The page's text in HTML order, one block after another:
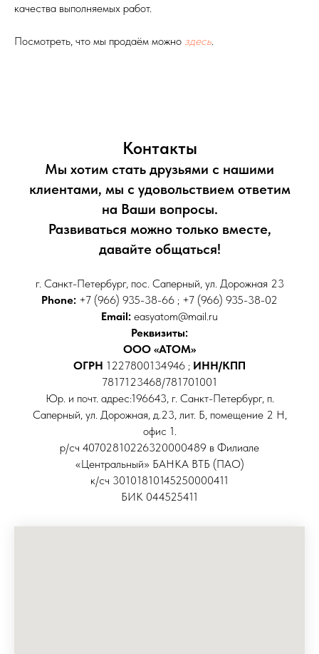
качества выполняемых работ.
Посмотреть, что мы продаём можно здесь.
Контакты
Мы хотим стать друзьями с нашими
клиентами, мы с удовольствием ответим
на Ваши вопросы.
Развиваться можно только вместе,
давайте общаться!
г. Санкт-Петербург, пос. Саперный, ул. Дорожная 23
Phone: +7 (966) 935-38-66 ; +7 (966) 935-38-02
Email: easyatom@mail.ru
Реквизиты:
ООО «АТОМ»
ОГРН 1227800134946 ; ИНН/КПП
7817123468/781701001
Юр. и почт. адрес:196643, г. Санкт-Петербург, п.
Саперный, ул. Дорожная, д.23, лит. Б, помещение 2 Н,
офис 1.
р/сч 40702810226320000489 в Филиале
«Центральный» БАНКА ВТБ (ПАО)
к/сч 30101810145250000411
БИК 044525411